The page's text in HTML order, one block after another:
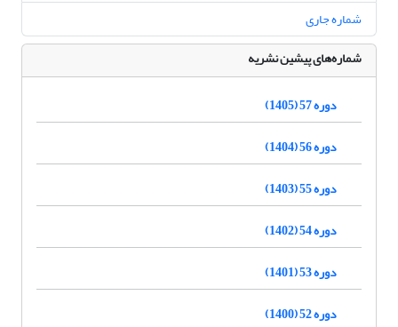
شماره جاری
شماره‌های پیشین نشریه
دوره 57 (1405)
دوره 56 (1404)
دوره 55 (1403)
دوره 54 (1402)
دوره 53 (1401)
دوره 52 (1400)